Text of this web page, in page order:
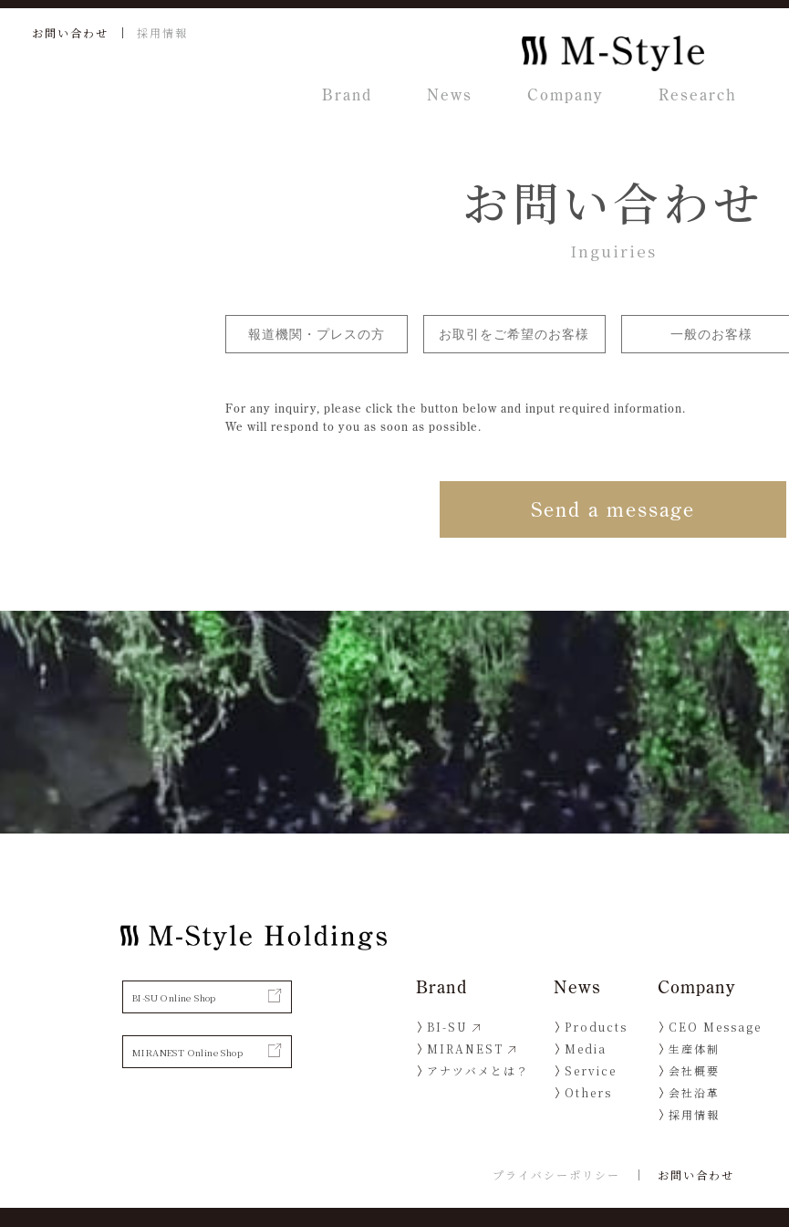
Brand News Company Research
お問い合わせ 採用情報
お問い合わせ
Inguiries
報道機関・プレスの方 お取引をご希望のお客様 一般のお客様
For any inquiry, please click the button below and input required information.
We will respond to you as soon as possible.
Send a message
BI-SU Online Shop
MIRANEST Online Shop
Brand
BI-SU
MIRANEST
アナツバメとは？
News
Products
Media
Service
Others
Company
CEO Message
生産体制
会社概要
会社沿革
採用情報
プライバシーポリシー お問い合わせ